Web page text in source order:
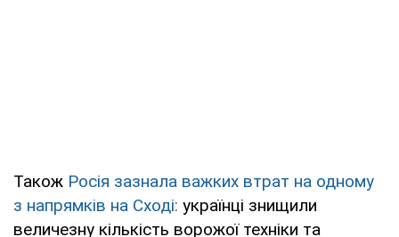
Також Росія зазнала важких втрат на одному
з напрямків на Сході: українці знищили
величезну кількість ворожої техніки та